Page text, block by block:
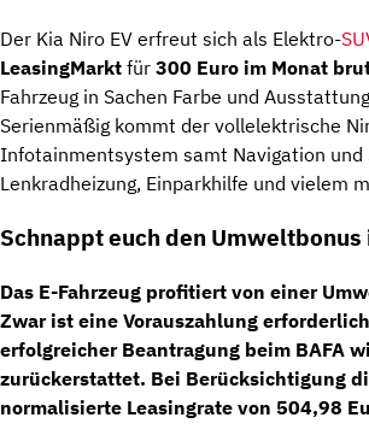
Der Kia Niro EV erfreut sich als Elektro-
LeasingMarkt für 300 Euro im Monat
Fahrzeug in Sachen Farbe und
Serienmäßig kommt der vollelektrische
Infotainmentsystem samt Navigation
Lenkradheizung, Einparkhilfe und vielem
Schnappt euch den Umweltbonus
Das E-Fahrzeug profitiert von einer
Zwar ist eine Vorauszahlung
erfolgreicher Beantragung beim BAFA
zurückerstattet. Bei Berücksichtigung
normalisierte Leasingrate von 504,98